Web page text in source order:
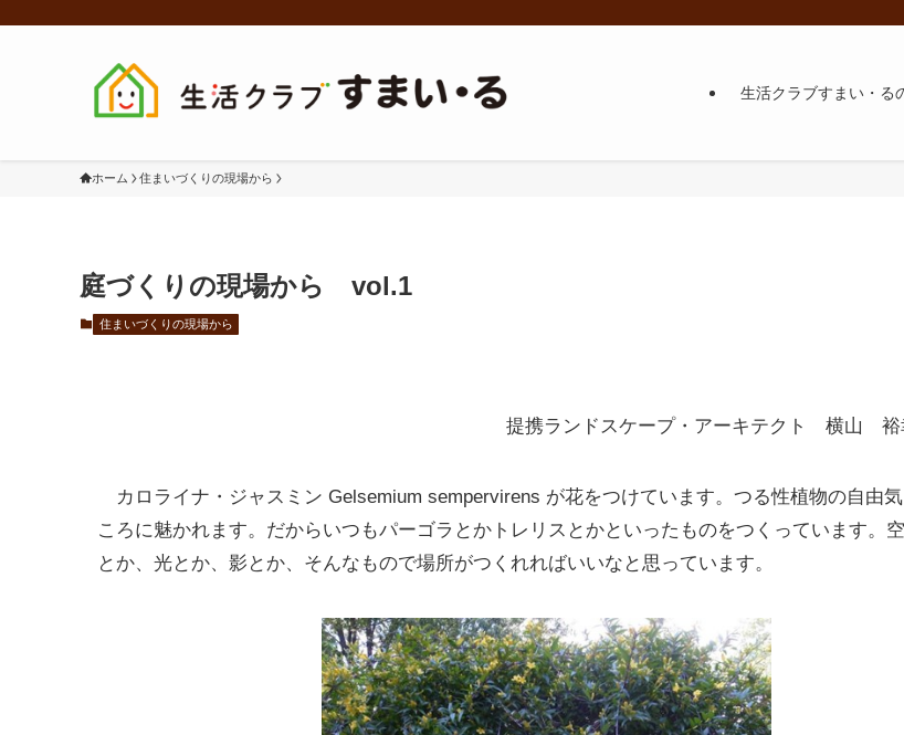
生活クラブすまい・る
ホーム 住まいづくりの現場から
庭づくりの現場から vol.1
住まいづくりの現場から
提携ランドスケープ・アーキテクト 横山 裕
カロライナ・ジャスミン Gelsemium sempervirens が花をつけています。つる性植物の自由
ころに魅かれます。だからいつもパーゴラとかトレリスとかといったものをつくっています。
とか、光とか、影とか、そんなもので場所がつくれればいいなと思っています。